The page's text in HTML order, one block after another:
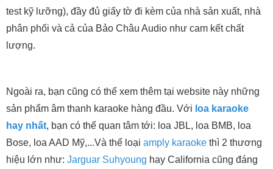
test kỹ lưỡng), đầy đủ giấy tờ đi kèm của nhà sản xuất, nhà
phân phối và cả của Bảo Châu Audio như cam kết chất
lượng.
Ngoài ra, bạn cũng có thể xem thêm tại website này những
sản phẩm âm thanh karaoke hàng đầu. Với loa karaoke
hay nhất, bạn có thể quan tâm tới: loa JBL, loa BMB, loa
Bose, loa AAD Mỹ,...Và thể loại amply karaoke thì 2 thương
hiệu lớn như: Jarguar Suhyoung hay California cũng đáng